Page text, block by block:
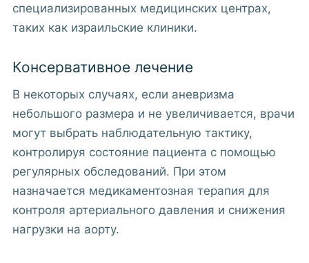
специализированных медицинских центрах,
таких как израильские клиники.
Консервативное лечение
В некоторых случаях, если аневризма
небольшого размера и не увеличивается, врачи
могут выбрать наблюдательную тактику,
контролируя состояние пациента с помощью
регулярных обследований. При этом
назначается медикаментозная терапия для
контроля артериального давления и снижения
нагрузки на аорту.